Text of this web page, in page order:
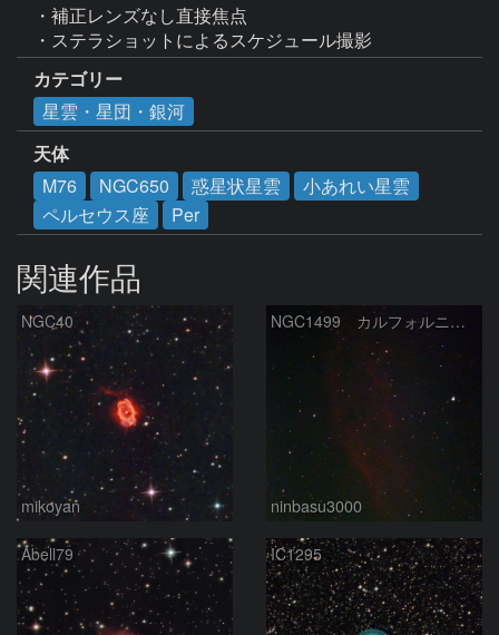
・補正レンズなし直接焦点
・ステラショットによるスケジュール撮影
カテゴリー
星雲・星団・銀河
天体
M76
NGC650 惑星状星雲
小あれい星雲
ペルセウス座
Per
関連作品
NGC40
mikoyan
NGC1499 カルフォルニア星雲
ninbasu3000
Abell79 IC1295